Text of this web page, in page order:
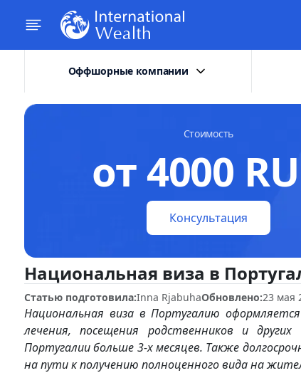
Оффшорные компании
Стоимость
от 4000
Консультация
Национальная виза в
Статью подготовила:Inna RjabuhaОбновлено:23 мая
Национальная виза в Португалию
лечения, посещения родственников и
Португалии больше 3-х месяцев. Также
на пути к получению полноценного вида на